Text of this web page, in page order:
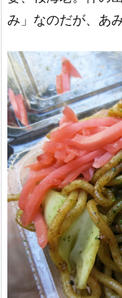
み」なのだが、あ